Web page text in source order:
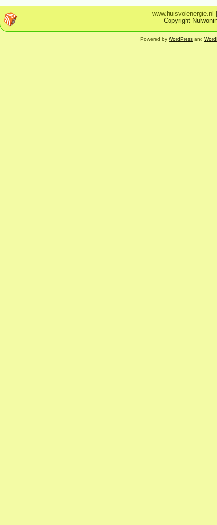
www.huisvolenergie.nl
Copyright
Powered by WordPress and